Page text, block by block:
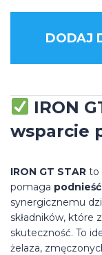
DODAJ
IRON
wsparcie
IRON GT STAR to
pomaga
synergicznemu
składników, które
skuteczność. To
żelaza,